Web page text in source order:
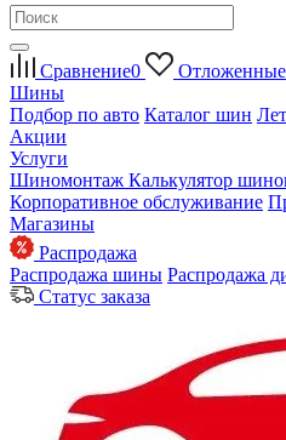
Сравнение0 Отложенные
Шины
Подбор по авто Каталог шин
Акции
Услуги
Шиномонтаж Калькулятор
Корпоративное обслуживание
Магазины
Распродажа
Распродажа шины Распродажа
Статус заказа